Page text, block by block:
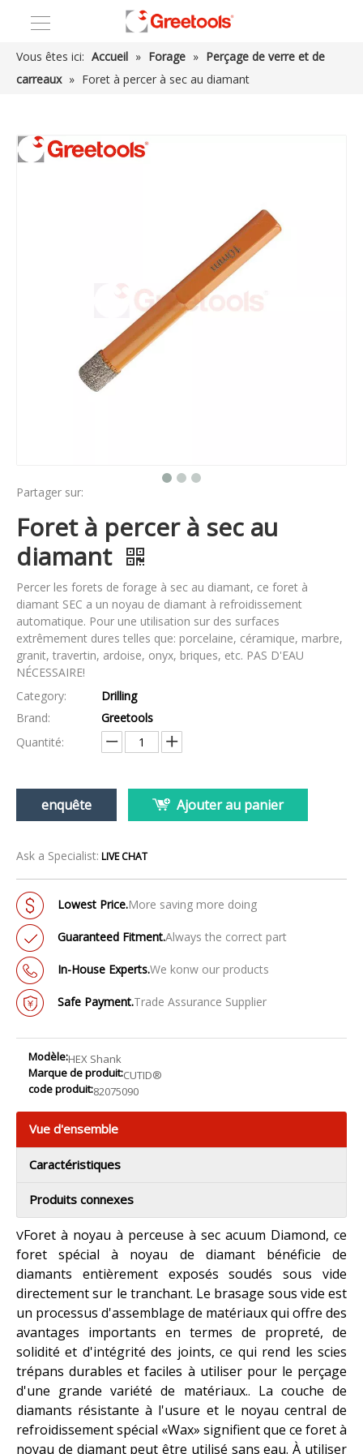
Vous êtes ici: Accueil » Forage » Perçage de verre et de
carreaux » Foret à percer à sec au diamant
Partager sur:
Foret à percer à sec au
diamant
Percer les forets de forage à sec au diamant, ce foret à
diamant SEC a un noyau de diamant à refroidissement
automatique. Pour une utilisation sur des surfaces
extrêmement dures telles que: porcelaine, céramique, marbre,
granit, travertin, ardoise, onyx, briques, etc. PAS D'EAU
NÉCESSAIRE!
Category:
Drilling
Brand:
Greetools
Quantité:
enquête Ajouter au panier
Ask a Specialist: LIVE CHAT
Lowest Price.More saving more doing
Guaranteed Fitment.Always the correct part
In-House Experts.We konw our products
Safe Payment.Trade Assurance Supplier
Modèle:HEX Shank
Marque de produit:CUTID®
code produit:82075090
Vue d'ensemble
Caractéristiques
Produits connexes
VForet à noyau à perceuse à sec acuum Diamond, ce
foret spécial à noyau de diamant bénéficie de
diamants entièrement exposés soudés sous vide
directement sur le tranchant. Le brasage sous vide est
un processus d'assemblage de matériaux qui offre des
avantages importants en termes de propreté, de
solidité et d'intégrité des joints, ce qui rend les scies
trépans durables et faciles à utiliser pour le perçage
d'une grande variété de matériaux.. La couche de
diamants résistante à l'usure et le noyau central de
refroidissement spécial «Wax» signifient que ce foret à
noyau de diamant peut être utilisé sans eau. À utiliser